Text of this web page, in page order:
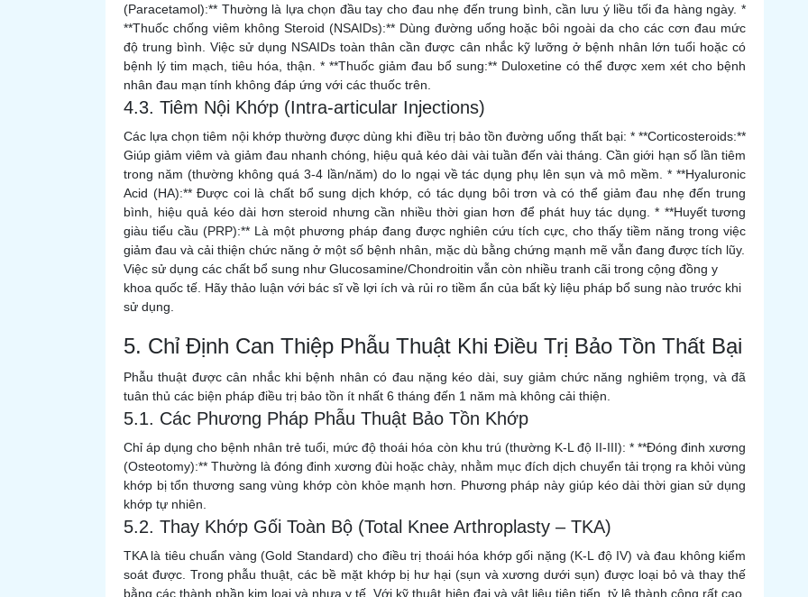
(Paracetamol):** Thường là lựa chọn đầu tay cho đau nhẹ đến trung bình, cần lưu ý liều tối đa hàng ngày. *
**Thuốc chống viêm không Steroid (NSAIDs):** Dùng đường uống hoặc bôi ngoài da cho các cơn đau mức
độ trung bình. Việc sử dụng NSAIDs toàn thân cần được cân nhắc kỹ lưỡng ở bệnh nhân lớn tuổi hoặc có
bệnh lý tim mạch, tiêu hóa, thận. * **Thuốc giảm đau bổ sung:** Duloxetine có thể được xem xét cho bệnh
nhân đau mạn tính không đáp ứng với các thuốc trên.
4.3. Tiêm Nội Khớp (Intra-articular Injections)
Các lựa chọn tiêm nội khớp thường được dùng khi điều trị bảo tồn đường uống thất bại: * **Corticosteroids:**
Giúp giảm viêm và giảm đau nhanh chóng, hiệu quả kéo dài vài tuần đến vài tháng. Cần giới hạn số lần tiêm
trong năm (thường không quá 3-4 lần/năm) do lo ngại về tác dụng phụ lên sụn và mô mềm. * **Hyaluronic
Acid (HA):** Được coi là chất bổ sung dịch khớp, có tác dụng bôi trơn và có thể giảm đau nhẹ đến trung
bình, hiệu quả kéo dài hơn steroid nhưng cần nhiều thời gian hơn để phát huy tác dụng. * **Huyết tương
giàu tiểu cầu (PRP):** Là một phương pháp đang được nghiên cứu tích cực, cho thấy tiềm năng trong việc
giảm đau và cải thiện chức năng ở một số bệnh nhân, mặc dù bằng chứng mạnh mẽ vẫn đang được tích lũy.
Việc sử dụng các chất bổ sung như Glucosamine/Chondroitin vẫn còn nhiều tranh cãi trong cộng đồng y
khoa quốc tế. Hãy thảo luận với bác sĩ về lợi ích và rủi ro tiềm ẩn của bất kỳ liệu pháp bổ sung nào trước khi
sử dụng.
5. Chỉ Định Can Thiệp Phẫu Thuật Khi Điều Trị Bảo Tồn Thất Bại
Phẫu thuật được cân nhắc khi bệnh nhân có đau nặng kéo dài, suy giảm chức năng nghiêm trọng, và đã
tuân thủ các biện pháp điều trị bảo tồn ít nhất 6 tháng đến 1 năm mà không cải thiện.
5.1. Các Phương Pháp Phẫu Thuật Bảo Tồn Khớp
Chỉ áp dụng cho bệnh nhân trẻ tuổi, mức độ thoái hóa còn khu trú (thường K-L độ II-III): * **Đóng đinh xương
(Osteotomy):** Thường là đóng đinh xương đùi hoặc chày, nhằm mục đích dịch chuyển tải trọng ra khỏi vùng
khớp bị tổn thương sang vùng khớp còn khỏe mạnh hơn. Phương pháp này giúp kéo dài thời gian sử dụng
khớp tự nhiên.
5.2. Thay Khớp Gối Toàn Bộ (Total Knee Arthroplasty – TKA)
TKA là tiêu chuẩn vàng (Gold Standard) cho điều trị thoái hóa khớp gối nặng (K-L độ IV) và đau không kiểm
soát được. Trong phẫu thuật, các bề mặt khớp bị hư hại (sụn và xương dưới sụn) được loại bỏ và thay thế
bằng các thành phần kim loại và nhựa y tế. Với kỹ thuật hiện đại và vật liệu tiên tiến, tỷ lệ thành công rất cao,